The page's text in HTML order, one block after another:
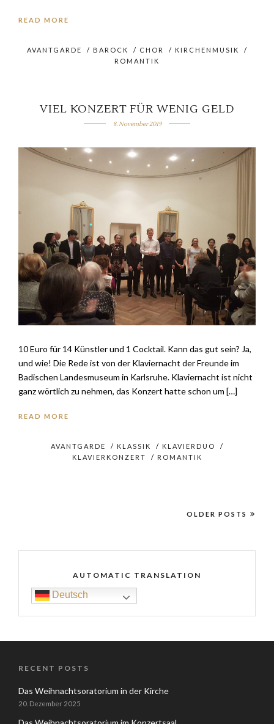
READ MORE
AVANTGARDE / BAROCK / CHOR / KIRCHENMUSIK
/
ROMANTIK
VIEL KONZERT FÜR WENIG GELD
8. November 2019
10 Euro für 14 Künstler und 1 Cocktail. Kann das gut sein? Ja,
und wie! Die Rede ist von der Klaviernacht der Freunde im
Badischen Landesmuseum in Karlsruhe. Klaviernacht ist nicht
ganz wörtlich zu nehmen, das Konzert hatte schon um […]
READ MORE
AVANTGARDE / KLASSIK / KLAVIERDUO
/
KLAVIERKONZERT
/ ROMANTIK
OLDER POSTS
AUTOMATIC TRANSLATION
Deutsch
RECENT POSTS
Das Weihnachtsoratorium in der Kirche
20. Dezember 2025